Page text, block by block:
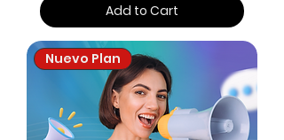
Add to Cart
Nuevo Plan